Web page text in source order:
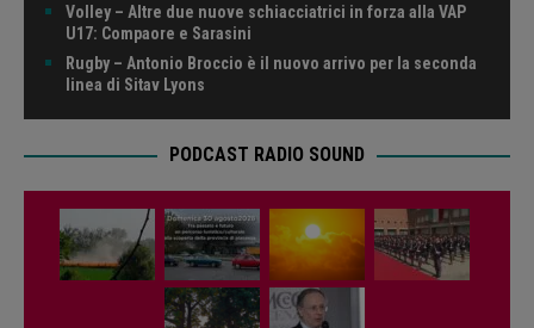
Volley – Altre due nuove schiacciatrici in forza alla VAP
U17: Compaore e Sarasini
Rugby – Antonio Broccio è il nuovo arrivo per la seconda
linea di Sitav Lyons
PODCAST RADIO SOUND